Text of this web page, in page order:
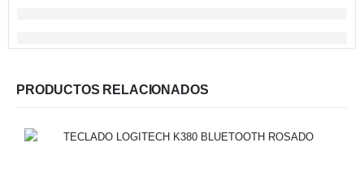
PRODUCTOS RELACIONADOS